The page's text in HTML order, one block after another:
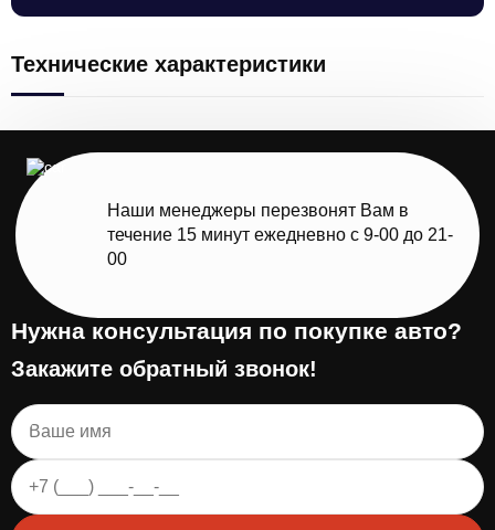
Технические характеристики
Нужна консультация по покупке авто?
Закажите обратный звонок!
Наши менеджеры перезвонят Вам в
течение 15 минут ежедневно с 9-00 до 21-
00